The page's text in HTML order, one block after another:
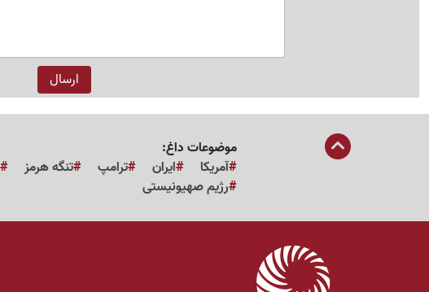
موضوعات داغ:
آمریکا
ایران ترامپ تنگه هرمز
رژیم صهیونیستی